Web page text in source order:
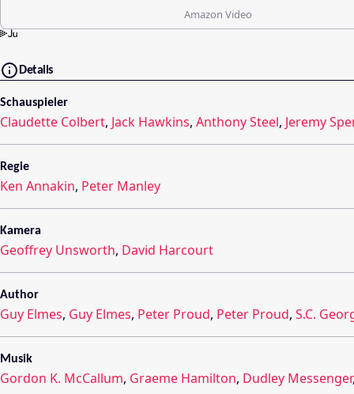
Amazon Video
Details
Schauspieler
Claudette Colbert, Jack Hawkins, Anthony Steel, Jeremy
Regie
Ken Annakin, Peter Manley
Kamera
Geoffrey Unsworth, David Harcourt
Author
Guy Elmes, Guy Elmes, Peter Proud, Peter Proud, S.C.
Musik
Gordon K. McCallum, Graeme Hamilton, Dudley Messenger